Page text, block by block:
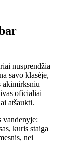
nusprendžia
savo klasėje,
akimirksniu
oficialiai
atšaukti.
vandenyje:
kuris staiga
nei